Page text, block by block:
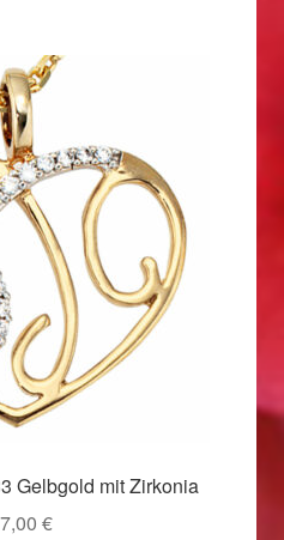
Gelbgold mit Zirkonia
€